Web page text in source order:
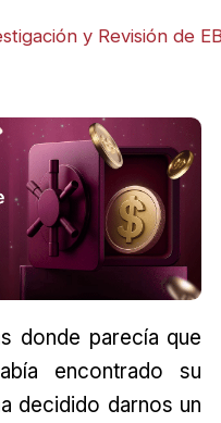
y Revisión de
donde parecía que
encontrado su
decidido darnos un